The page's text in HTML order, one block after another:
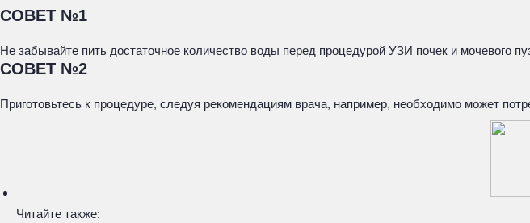
СОВЕТ №1
Не забывайте пить достаточное количество воды перед процедурой УЗИ почек и мочевого
СОВЕТ №2
Приготовьтесь к процедуре, следуя рекомендациям врача, например, необходимо может
Читайте также: